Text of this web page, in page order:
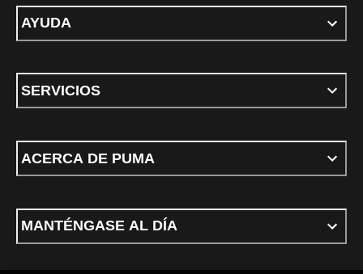
AYUDA
SERVICIOS
ACERCA DE PUMA
MANTÉNGASE AL DÍA